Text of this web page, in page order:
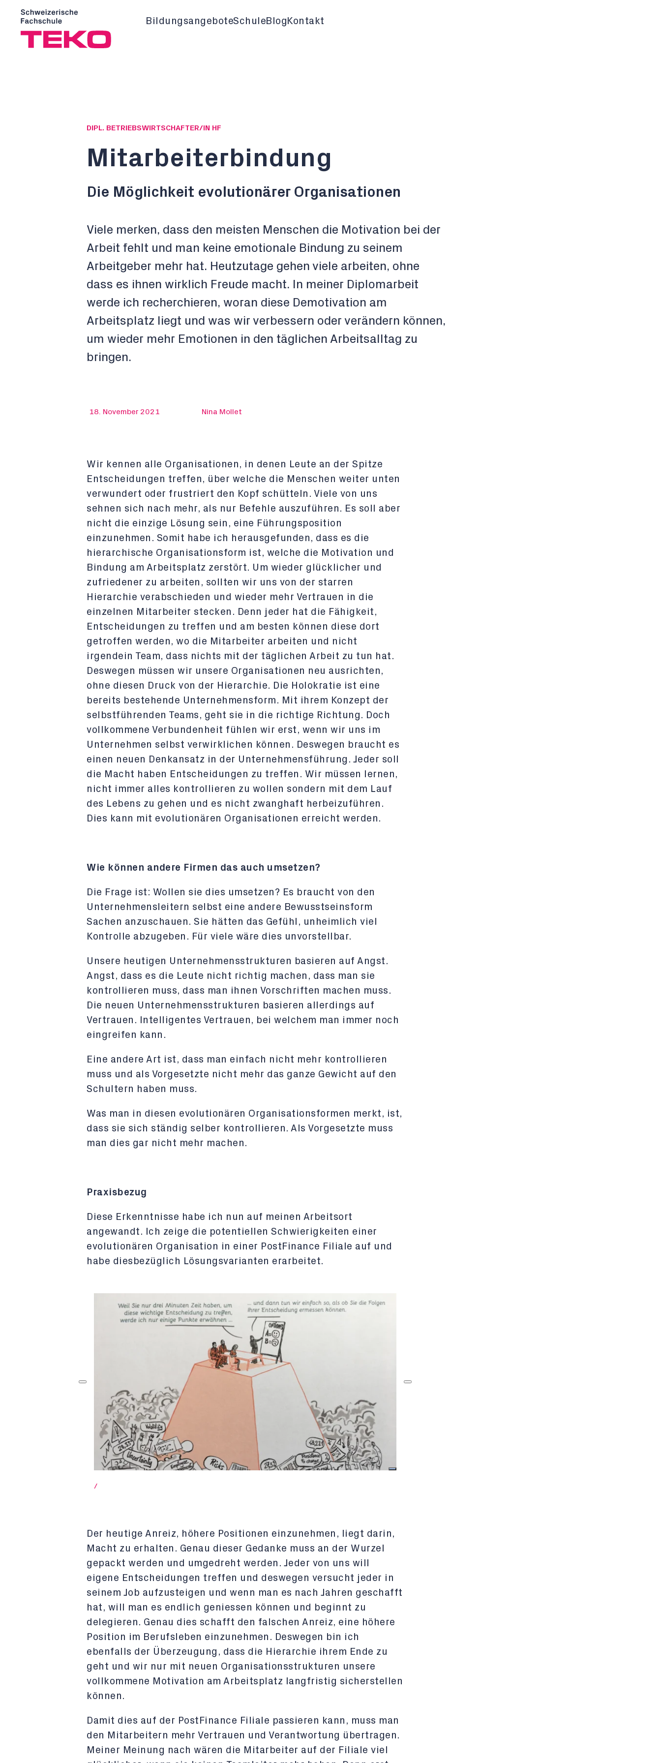
BildungsangeboteSchule Blog Kontakt
DIPL. BETRIEBSWIRTSCHAFTER/IN HF
Mitarbeiterbindung
Die Möglichkeit evolutionärer Organisationen
Viele merken, dass den meisten Menschen die Motivation bei der
Arbeit fehlt und man keine emotionale Bindung zu seinem
Arbeitgeber mehr hat. Heutzutage gehen viele arbeiten, ohne
dass es ihnen wirklich Freude macht. In meiner Diplomarbeit
werde ich recherchieren, woran diese Demotivation am
Arbeitsplatz liegt und was wir verbessern oder verändern können,
um wieder mehr Emotionen in den täglichen Arbeitsalltag zu
bringen.
18. November 2021 Nina Mollet
Wir kennen alle Organisationen, in denen Leute an der Spitze
Entscheidungen treffen, über welche die Menschen weiter unten
verwundert oder frustriert den Kopf schütteln. Viele von uns
sehnen sich nach mehr, als nur Befehle auszuführen. Es soll aber
nicht die einzige Lösung sein, eine Führungsposition
einzunehmen. Somit habe ich herausgefunden, dass es die
hierarchische Organisationsform ist, welche die Motivation und
Bindung am Arbeitsplatz zerstört. Um wieder glücklicher und
zufriedener zu arbeiten, sollten wir uns von der starren
Hierarchie verabschieden und wieder mehr Vertrauen in die
einzelnen Mitarbeiter stecken. Denn jeder hat die Fähigkeit,
Entscheidungen zu treffen und am besten können diese dort
getroffen werden, wo die Mitarbeiter arbeiten und nicht
irgendein Team, dass nichts mit der täglichen Arbeit zu tun hat.
Deswegen müssen wir unsere Organisationen neu ausrichten,
ohne diesen Druck von der Hierarchie. Die Holokratie ist eine
bereits bestehende Unternehmensform. Mit ihrem Konzept der
selbstführenden Teams, geht sie in die richtige Richtung. Doch
vollkommene Verbundenheit fühlen wir erst, wenn wir uns im
Unternehmen selbst verwirklichen können. Deswegen braucht es
einen neuen Denkansatz in der Unternehmensführung. Jeder soll
die Macht haben Entscheidungen zu treffen. Wir müssen lernen,
nicht immer alles kontrollieren zu wollen sondern mit dem Lauf
des Lebens zu gehen und es nicht zwanghaft herbeizuführen.
Dies kann mit evolutionären Organisationen erreicht werden.
Wie können andere Firmen das auch umsetzen?
Die Frage ist: Wollen sie dies umsetzen? Es braucht von den
Unternehmensleitern selbst eine andere Bewusstseinsform
Sachen anzuschauen. Sie hätten das Gefühl, unheimlich viel
Kontrolle abzugeben. Für viele wäre dies unvorstellbar.
Unsere heutigen Unternehmensstrukturen basieren auf Angst.
Angst, dass es die Leute nicht richtig machen, dass man sie
kontrollieren muss, dass man ihnen Vorschriften machen muss.
Die neuen Unternehmensstrukturen basieren allerdings auf
Vertrauen. Intelligentes Vertrauen, bei welchem man immer noch
eingreifen kann.
Eine andere Art ist, dass man einfach nicht mehr kontrollieren
muss und als Vorgesetzte nicht mehr das ganze Gewicht auf den
Schultern haben muss.
Was man in diesen evolutionären Organisationsformen merkt, ist,
dass sie sich ständig selber kontrollieren. Als Vorgesetzte muss
man dies gar nicht mehr machen.
Praxisbezug
Diese Erkenntnisse habe ich nun auf meinen Arbeitsort
angewandt. Ich zeige die potentiellen Schwierigkeiten einer
evolutionären Organisation in einer PostFinance Filiale auf und
habe diesbezüglich Lösungsvarianten erarbeitet.
/
Der heutige Anreiz, höhere Positionen einzunehmen, liegt darin,
Macht zu erhalten. Genau dieser Gedanke muss an der Wurzel
gepackt werden und umgedreht werden. Jeder von uns will
eigene Entscheidungen treffen und deswegen versucht jeder in
seinem Job aufzusteigen und wenn man es nach Jahren geschafft
hat, will man es endlich geniessen können und beginnt zu
delegieren. Genau dies schafft den falschen Anreiz, eine höhere
Position im Berufsleben einzunehmen. Deswegen bin ich
ebenfalls der Überzeugung, dass die Hierarchie ihrem Ende zu
geht und wir nur mit neuen Organisationsstrukturen unsere
vollkommene Motivation am Arbeitsplatz langfristig sicherstellen
können.
Damit dies auf der PostFinance Filiale passieren kann, muss man
den Mitarbeitern mehr Vertrauen und Verantwortung übertragen.
Meiner Meinung nach wären die Mitarbeiter auf der Filiale viel